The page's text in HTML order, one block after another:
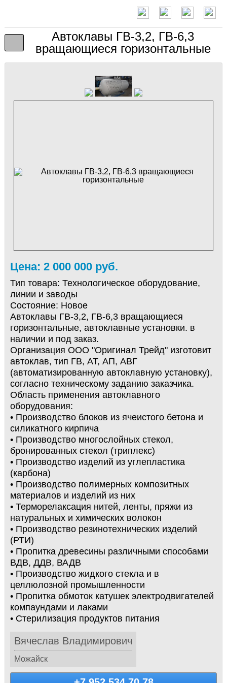
Автоклавы ГВ-3,2, ГВ-6,3
вращающиеся горизонтальные
Цена: 2 000 000 руб.
Тип товара: Технологическое оборудование,
линии и заводы
Состояние: Новое
Автоклавы ГВ-3,2, ГВ-6,3 вращающиеся
горизонтальные, автоклавные установки. в
наличии и под заказ.
Организация ООО "Оригинал Трейд" изготовит
автоклав, тип ГВ, АТ, АП, АВГ
(автоматизированную автоклавную установку),
согласно техническому заданию заказчика.
Область применения автоклавного
оборудования:
• Производство блоков из ячеистого бетона и
силикатного кирпича
• Производство многослойных стекол,
бронированных стекол (триплекс)
• Производство изделий из углепластика
(карбона)
• Производство полимерных композитных
материалов и изделий из них
• Терморелаксация нитей, ленты, пряжи из
натуральных и химических волокон
• Производство резинотехнических изделий
(РТИ)
• Пропитка древесины различными способами
ВДВ, ДДВ, ВАДВ
• Производство жидкого стекла и в
целлюлозной промышленности
• Пропитка обмоток катушек электродвигателей
компаундами и лаками
• Стерилизация продуктов питания
Вячеслав Владимирович
Можайск